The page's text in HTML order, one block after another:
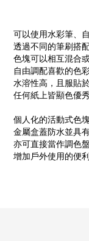
可以使用水彩筆、
透過不同的筆刷搭
色塊可以相互混合
自由調配喜歡的色彩
水溶性高，且服貼於
任何紙上皆顯色優秀
個人化的活動式色
金屬盒蓋防水並具
亦可直接當作調色
增加戶外使用的便利